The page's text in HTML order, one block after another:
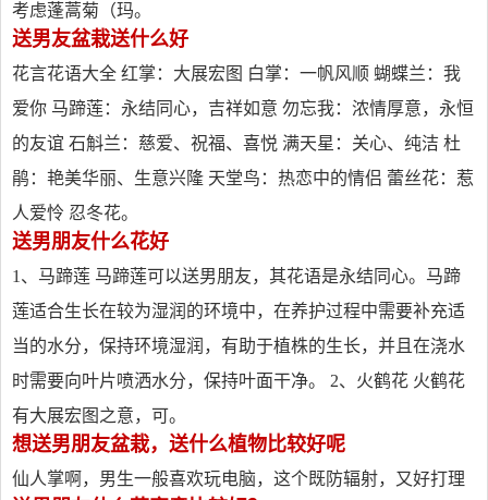
考虑蓬蒿菊（玛。
送男友盆栽送什么好
花言花语大全 红掌：大展宏图 白掌：一帆风顺 蝴蝶兰：我
爱你 马蹄莲：永结同心，吉祥如意 勿忘我：浓情厚意，永恒
的友谊 石斛兰：慈爱、祝福、喜悦 满天星：关心、纯洁 杜
鹃：艳美华丽、生意兴隆 天堂鸟：热恋中的情侣 蕾丝花：惹
人爱怜 忍冬花。
送男朋友什么花好
1、马蹄莲 马蹄莲可以送男朋友，其花语是永结同心。马蹄
莲适合生长在较为湿润的环境中，在养护过程中需要补充适
当的水分，保持环境湿润，有助于植株的生长，并且在浇水
时需要向叶片喷洒水分，保持叶面干净。 2、火鹤花 火鹤花
有大展宏图之意，可。
想送男朋友盆栽，送什么植物比较好呢
仙人掌啊，男生一般喜欢玩电脑，这个既防辐射，又好打理